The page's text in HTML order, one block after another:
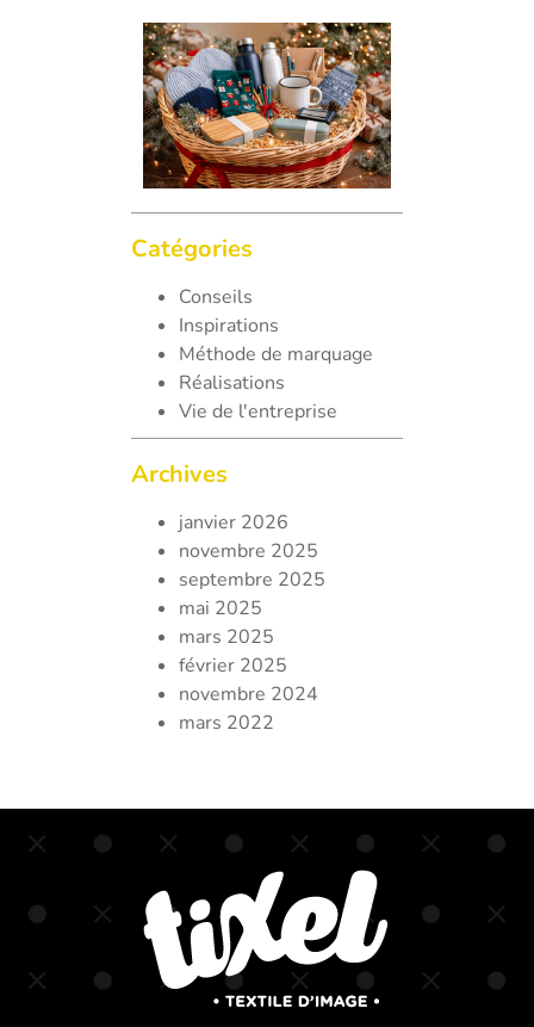
Catégories
Conseils
Inspirations
Méthode de marquage
Réalisations
Vie de l'entreprise
Archives
janvier 2026
novembre 2025
septembre 2025
mai 2025
mars 2025
février 2025
novembre 2024
mars 2022